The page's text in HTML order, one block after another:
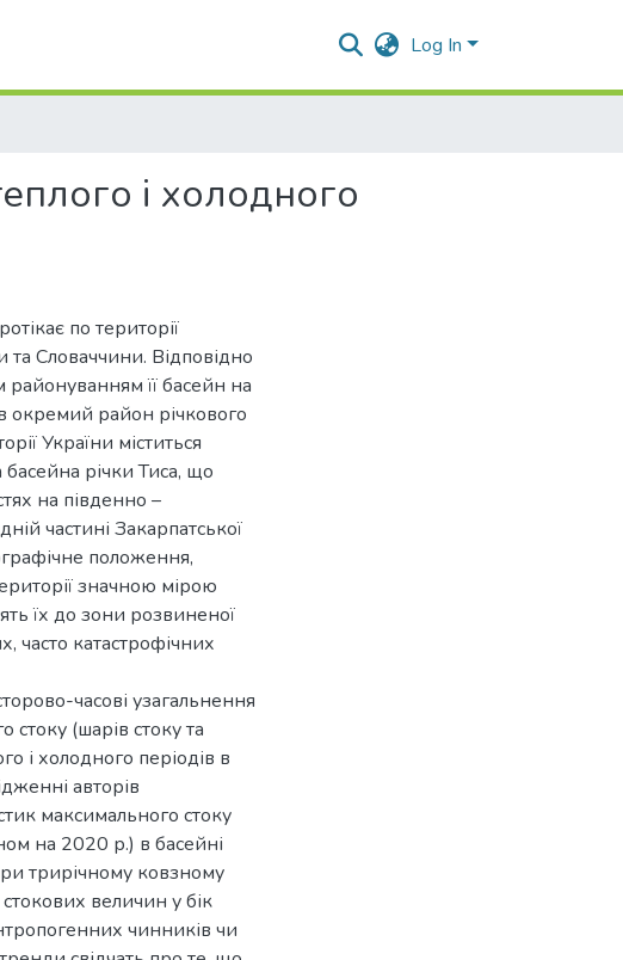
Log In
і холодного
по території
та Словаччини. Відповідно
її басейн на
окремий район річкового
України міститься
річки Тиса, що
на південно –
частині Закарпатської
положення,
значною мірою
їх до зони розвиненої
часто катастрофічних
часові узагальнення
стоку (шарів стоку та
і холодного періодів в
авторів
максимального стоку
на 2020 р.) в басейні
трирічному ковзному
величин у бік
чинників чи